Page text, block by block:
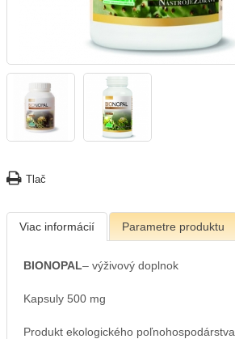
Tlač
Viac informácií Parametre produktu
BIONOPAL– výživový doplnok
Kapsuly 500 mg
Produkt ekologického poľnohospodárstva